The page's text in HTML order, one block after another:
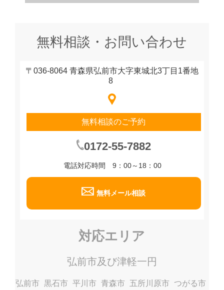
無料相談・お問い合わせ
〒036-8064 青森県弘前市大字東城北3丁目1番地
8
無料相談のご予約
0172-55-7882
電話対応時間 9：00～18：00
無料メール相談
対応エリア
弘前市及び津軽一円
弘前市 黒石市 平川市 青森市 五所川原市 つがる市